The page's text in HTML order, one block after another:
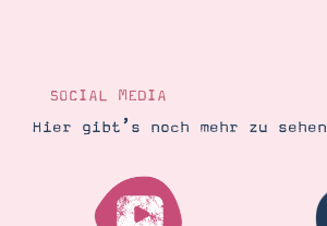
Tipps & Tricks
Ordnungstipps
SOCIAL MEDIA
Hier gibt’s noch mehr zu sehen